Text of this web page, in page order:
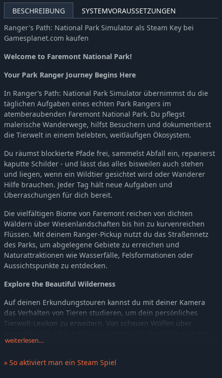
BESCHREIBUNG
SYSTEMVORAUSSETZUNGEN
Ranger's Path: National Park Simulator als Steam Key bei
Gamesplanet.com kaufen
Welcome to Faremont National Park!
Your Park Ranger Journey Begins Here
In Ranger’s Path: National Park Simulator übernimmst du die
täglichen Aufgaben eines echten Park Rangers im
atemberaubenden Faremont National Park. Du pflegst
malerische Wanderwege, hilfst Besuchern und dokumentierst
die Tierwelt in einem belebten, weitläufigen Ökosystem.
Du räumst blockierte Pfade frei, sammelst Abfall ein, reparierst
kaputte Schilder - und lässt das alles bisweilen auch stehen
und liegen, wenn ein Wildtier gesichtet wird oder Wanderer
Hilfe brauchen. Jeder Tag hält neue Aufgaben und
Überraschungen für dich bereit.
Die vielfältigen Biome von Faremont reichen von dichten
Wäldern über Wiesenlandschaften bis hin zu kurvenreichen
Flüssen. Mit deinem Ranger-Pickup nutzt du das Straßennetz
des Parks, um abgelegene Gebiete zu erreichen und
Naturattraktionen wie Wasserfälle, Felsformationen oder
Aussichtspunkte zu entdecken.
Explore the Beautiful Wilderness
Auf deinen Erkundungstouren kannst du mit deiner Kamera
das Verhalten von Tieren studieren, um dein persönliches
Tierwelt-Lexikon zu erweitern. Von scheuen Wölfen über
jede Tierart zur lebhaften Welt des Parks bei.
Bei deinem Job geht es jedoch nicht nur um Natur, es geht
weiterlesen…
» So aktiviert man ein Steam Spiel